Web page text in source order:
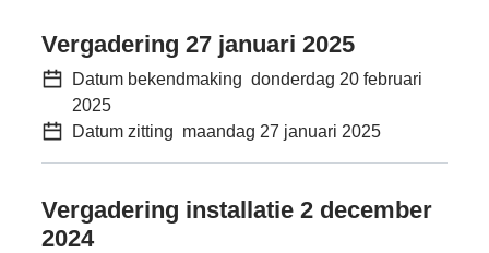
Vergadering 27 januari 2025
Datum bekendmaking donderdag 20 februari
2025
Datum zitting maandag 27 januari 2025
Vergadering installatie 2 december
2024